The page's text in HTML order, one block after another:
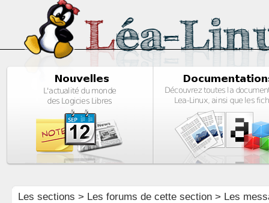
Les sections > Les forums de cette section> Les